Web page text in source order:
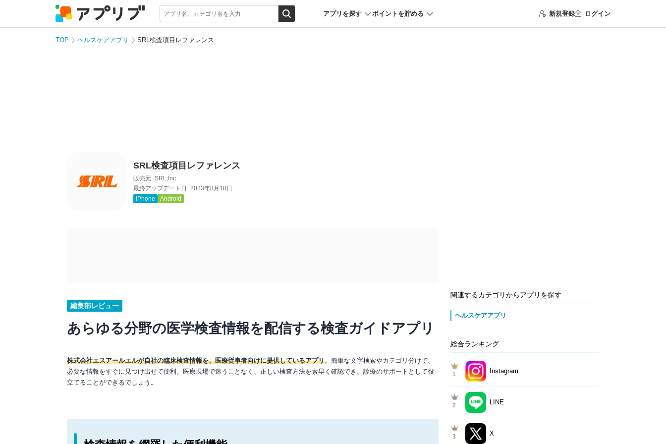
アプリを探す ポイントを貯める 新規登録 ログイン
TOP ヘルスケアアプリ SRL検査項目レファレンス
SRL検査項目レファレンス
販売元: SRL,Inc
最終アップデート日: 2023年8月18日
iPhone
Android
編集部レビュー
あらゆる分野の医学検査情報を配信する検査ガイドアプリ
株式会社エスアールエルが自社の臨床検査情報を、医療従事者向けに提供しているアプリ。簡単な文字検索やカテゴリ分けで、
必要な情報をすぐに見つけ出せて便利。医療現場で迷うことなく、正しい検査方法を素早く確認でき、診療のサポートとして役
立てることができるでしょう。
関連するカテゴリからアプリを探す
ヘルスケアアプリ
総合ランキング
1 Instagram
2 LINE
3 X